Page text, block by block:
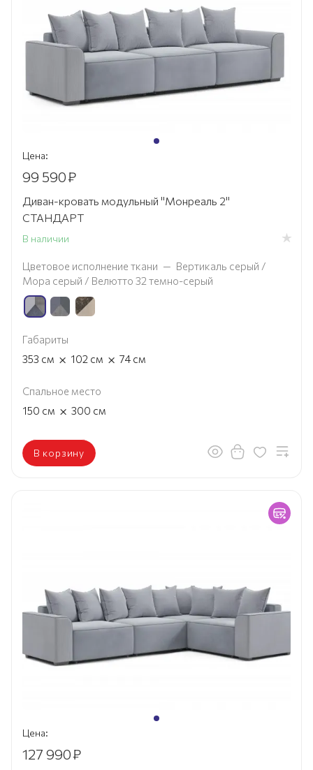
Цена:
99 590₽
Диван-кровать модульный "Монреаль 2"
СТАНДАРТ
В наличии
Цветовое исполнение ткани — Вертикаль серый /
Мора серый / Велютто 32 темно-серый
Габариты
353 см × 102 см × 74 см
Спальное место
150 см × 300 см
В корзину
Цена:
127 990₽